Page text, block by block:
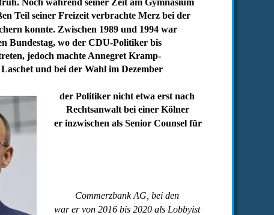
Noch während seiner Zeit am Gymnasium
Teil seiner Freizeit verbrachte Merz bei der
konnte. Zwischen 1989 und 1994 war
Bundestag, wo der CDU-Politiker bis
jedoch machte Annegret Kramp-
und bei der Wahl im Dezember
der Politiker nicht etwa erst nach
Rechtsanwalt bei einer Kölner
er inzwischen als Senior Counsel für
Commerzbank AG, bei den
war er von 2016 bis 2020 als Lobbyist